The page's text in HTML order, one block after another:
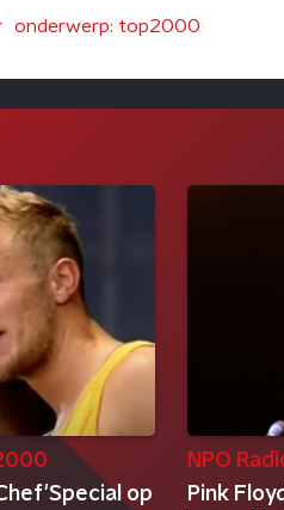
onderwerp: top2000
op
NPO
Pink